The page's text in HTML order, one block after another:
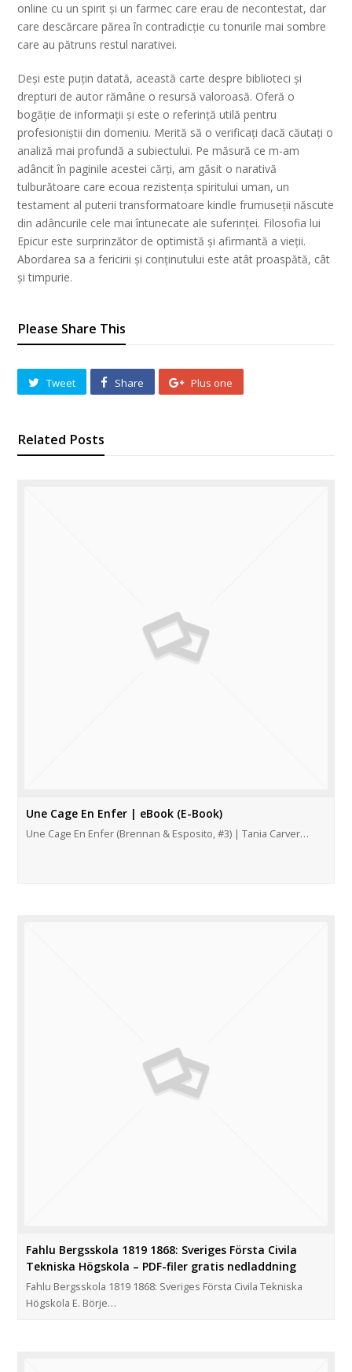
online cu un spirit și un farmec care erau de necontestat, dar
care descărcare părea în contradicție cu tonurile mai sombre
care au pătruns restul narativei.
Deși este puțin datată, această carte despre biblioteci și
drepturi de autor rămâne o resursă valoroasă. Oferă o
bogăție de informații și este o referință utilă pentru
profesioniștii din domeniu. Merită să o verificați dacă căutați o
analiză mai profundă a subiectului. Pe măsură ce m-am
adâncit în paginile acestei cărți, am găsit o narativă
tulburătoare care ecoua rezistența spiritului uman, un
testament al puterii transformatoare kindle frumuseții născute
din adâncurile cele mai întunecate ale suferinței. Filosofia lui
Epicur este surprinzător de optimistă și afirmantă a vieții.
Abordarea sa a fericirii și conținutului este atât proaspătă, cât
și timpurie.
Please Share This
Tweet Share Plus one
Related Posts
Une Cage En Enfer | eBook (E-Book)
Une Cage En Enfer (Brennan & Esposito, #3) | Tania Carver…
Fahlu Bergsskola 1819 1868: Sveriges Första Civila
Tekniska Högskola – PDF-filer gratis nedladdning
Fahlu Bergsskola 1819 1868: Sveriges Första Civila Tekniska
Högskola E. Börje…